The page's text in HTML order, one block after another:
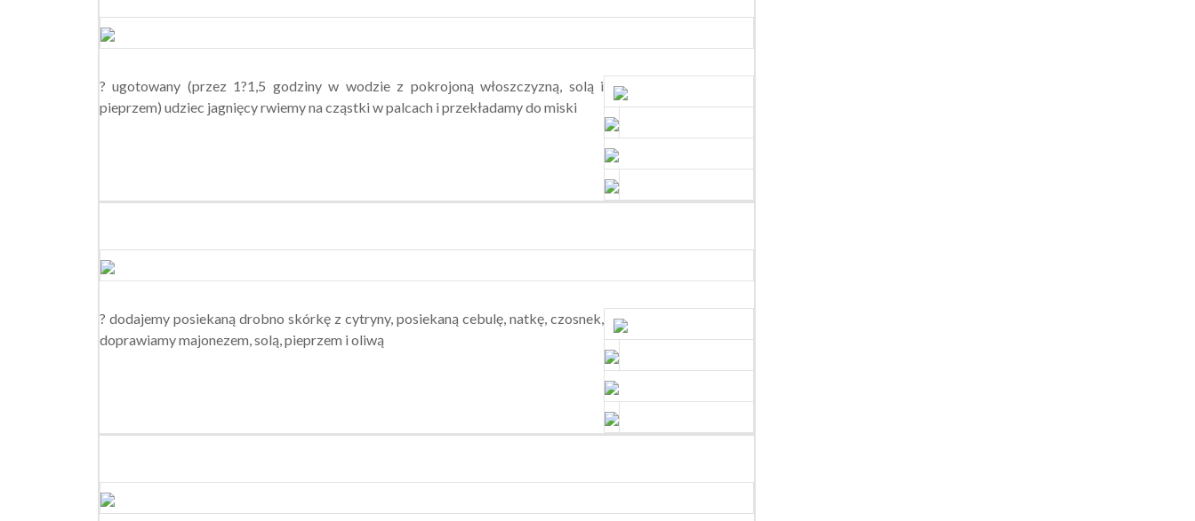
? ugotowany (przez 1?1,5 godziny w wodzie z pokrojoną włoszczyzną, solą i
pieprzem) udziec jagnięcy rwiemy na cząstki w palcach i przekładamy do miski
? dodajemy posiekaną drobno skórkę z cytryny, posiekaną cebulę, natkę, czosnek,
doprawiamy majonezem, solą, pieprzem i oliwą